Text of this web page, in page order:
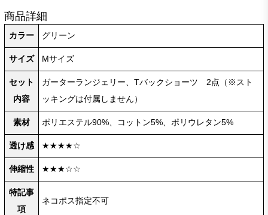
商品詳細
カラー グリーン
サイズ Mサイズ
セット
内容
ガーターランジェリー、Tバックショーツ 2点（※スト
ッキングは付属しません）
素材 ポリエステル90%、コットン5%、ポリウレタン5%
透け感 ★★★★☆
伸縮性 ★★★☆☆
特記事
項
ネコポス指定不可